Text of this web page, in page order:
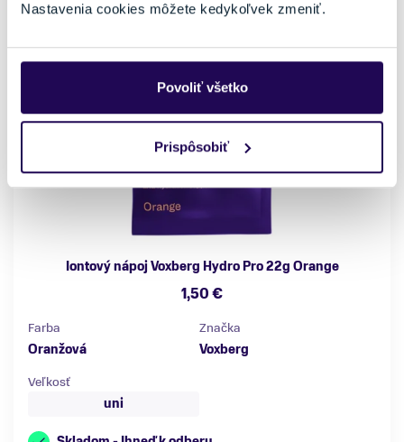
Nastavenia cookies môžete kedykoľvek zmeniť.
Povoliť všetko
Prispôsobiť
Iontový nápoj Voxberg Hydro Pro 22g Orange
1,50 €
Farba
Oranžová
Značka
Voxberg
Veľkosť
uni